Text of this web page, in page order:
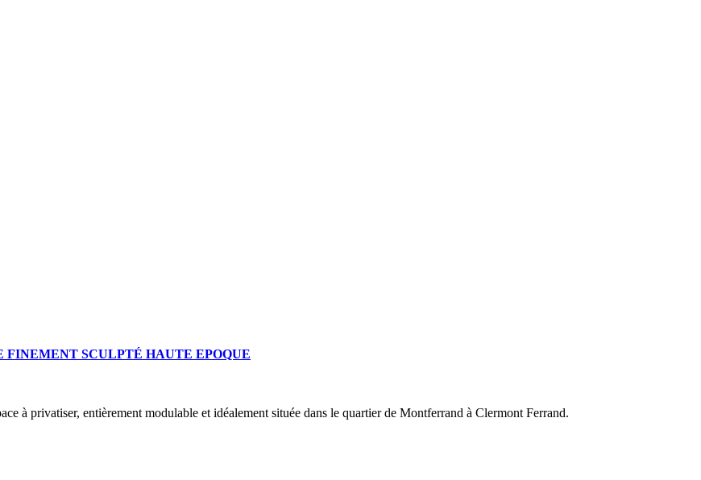
SCULPTÉ HAUTE EPOQUE
à privatiser, entièrement modulable et idéalement située dans le quartier de Montferrand à Clermont Ferrand.